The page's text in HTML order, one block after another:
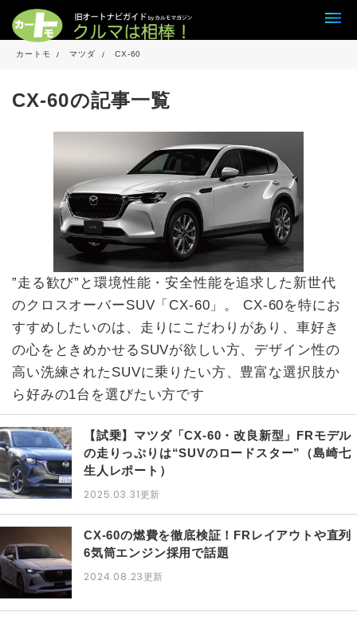
カートモ マツダ CX-60
CX-60の記事一覧
”走る歓び”と環境性能・安全性能を追求した新世代
のクロスオーバーSUV「CX-60」。 CX-60を特にお
すすめしたいのは、走りにこだわりがあり、車好き
の心をときめかせるSUVが欲しい方、デザイン性の
高い洗練されたSUVに乗りたい方、豊富な選択肢か
ら好みの1台を選びたい方です
【試乗】マツダ「CX-60・改良新型」FRモデル
の走りっぷりは“SUVのロードスター”（島崎七
生人レポート）
2025.03.31更新
CX-60の燃費を徹底検証！FRレイアウトや直列
6気筒エンジン採用で話題
2024.08.23更新